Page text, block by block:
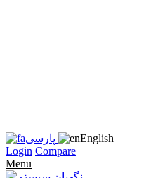
پارسی
English
Login Compare
Menu